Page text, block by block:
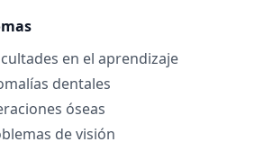
en el aprendizaje
dentales
óseas
de visión